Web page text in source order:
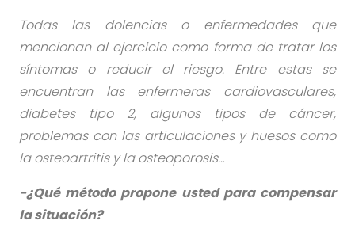
Todas las dolencias o enfermedades que
mencionan al ejercicio como forma de tratar los
síntomas o reducir el riesgo. Entre estas se
encuentran las enfermeras cardiovasculares,
diabetes tipo 2, algunos tipos de cáncer,
problemas con las articulaciones y huesos como
la osteoartritis y la osteoporosis…
-¿Qué método propone usted para compensar
la situación?